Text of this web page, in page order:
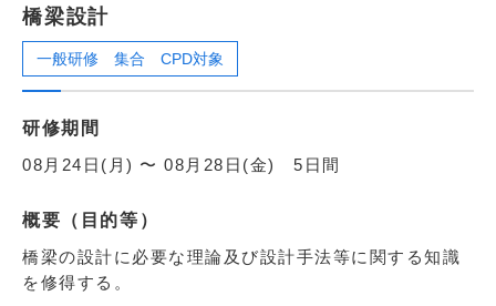
橋梁設計
一般研修 集合 CPD対象
研修期間
08月24日(月) 〜 08月28日(金) 5日間
概要（目的等）
橋梁の設計に必要な理論及び設計手法等に関する知識
を修得する。